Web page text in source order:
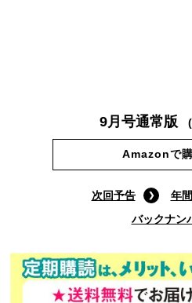
9月号通常版
Amazonで
次回予告
年
バックナン